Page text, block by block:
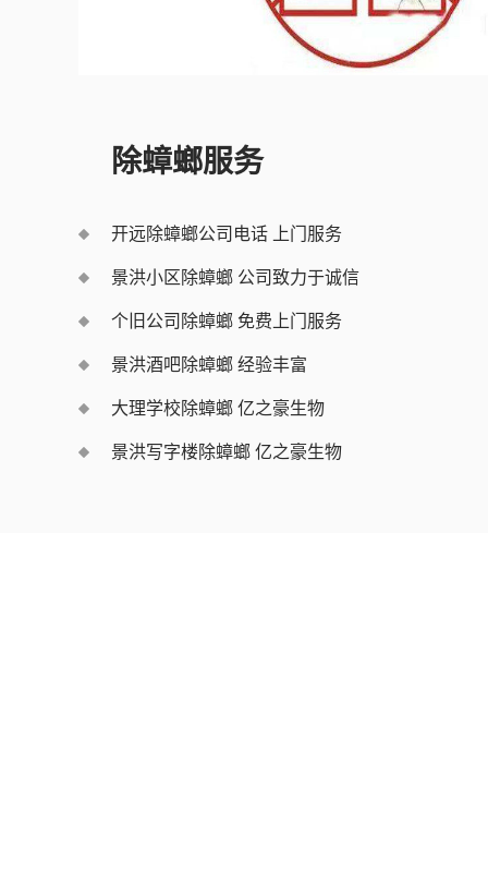
除蟑螂服务
开远除蟑螂公司电话 上门服务
景洪小区除蟑螂 公司致力于诚信
个旧公司除蟑螂 免费上门服务
景洪酒吧除蟑螂 经验丰富
大理学校除蟑螂 亿之豪生物
景洪写字楼除蟑螂 亿之豪生物